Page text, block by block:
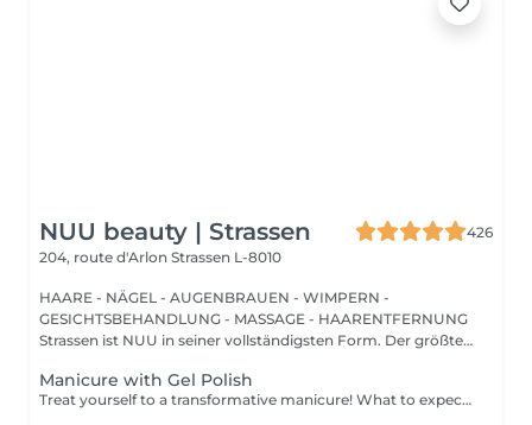
NUU beauty | Strassen
426
204, route d'Arlon Strassen L-8010
HAARE - NÄGEL - AUGENBRAUEN - WIMPERN -
GESICHTSBEHANDLUNG - MASSAGE - HAARENTFERNUNG
Strassen ist NUU in seiner vollständigsten Form. Der größte
Manicure with Gel Polish
Treat yourself to a transformative manicure! What to expect: - old polish is removed as a bonus - rough skin is removed - nails are shaped - cuticles and side ridges are polished - reinforcement is performed if chosen - semi-permanent polish is applied - cuticle oil and hand cream are applied Age: 16+ Frequency: every 3 weeks for best results. *Removal of old semi-permanent polish is included with the manicure. If you want a separate removal appointment, we charge €20 for the careful process that protects your nails. For the manicure, we leave a thin layer of old polish under the new layer to enhance the durability of the semi-permanent polish. *Please note that if semipermanent nail polish without manicure is chosen, rough skin, cuticle and side ridges won't be removed.